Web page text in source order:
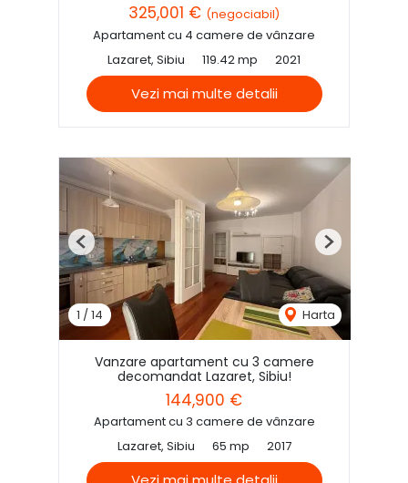
325,001 € (negociabil)
Apartament cu 4 camere de vânzare
Lazaret, Sibiu
119.42 mp 2021
Vezi mai multe detalii
1 /14 Harta
Previous Next
Vanzare apartament cu 3 camere
decomandat Lazaret, Sibiu!
144,900 €
Apartament cu 3 camere de vânzare
Lazaret, Sibiu
65 mp 2017